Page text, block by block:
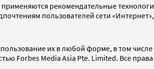
рекомендательные
пользователей сети
их в любой форме, в том
Forbes Media Asia Pte. Limited. Все